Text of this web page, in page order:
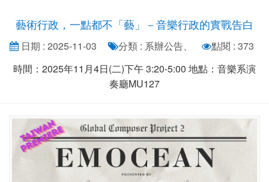
藝術行政，一點都不「藝」－音樂行政的實戰告白
日期 : 2025-11-03 分類 : 系辦公告、
點閱 : 373
時間：2025年11月4日(二)下午 3:20-5:00 地點：音樂系演
奏廳MU127